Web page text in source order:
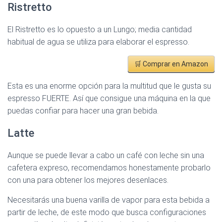
Ristretto
El Ristretto es lo opuesto a un Lungo; media cantidad
habitual de agua se utiliza para elaborar el espresso.
🛒 Comprar en Amazon
Esta es una enorme opción para la multitud que le gusta su
espresso FUERTE. Así que consigue una máquina en la que
puedas confiar para hacer una gran bebida.
Latte
Aunque se puede llevar a cabo un café con leche sin una
cafetera expreso, recomendamos honestamente probarlo
con una para obtener los mejores desenlaces.
Necesitarás una buena varilla de vapor para esta bebida a
partir de leche, de este modo que busca configuraciones